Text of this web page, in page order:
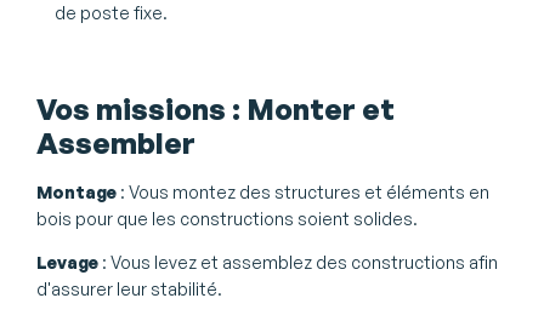
de poste fixe.
Vos missions : Monter et
Assembler
Montage : Vous montez des structures et éléments en
bois pour que les constructions soient solides.
Levage : Vous levez et assemblez des constructions afin
d'assurer leur stabilité.